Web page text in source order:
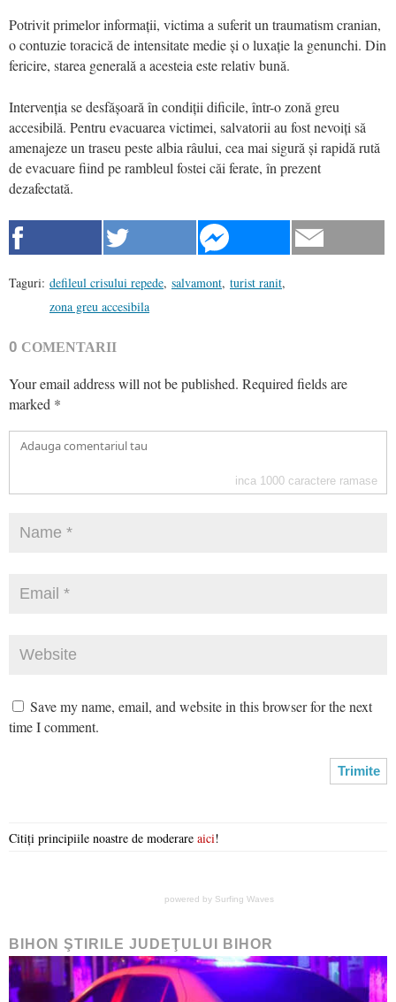
Potrivit primelor informații, victima a suferit un traumatism cranian,
o contuzie toracică de intensitate medie și o luxație la genunchi. Din
fericire, starea generală a acesteia este relativ bună.
Intervenția se desfășoară în condiții dificile, într-o zonă greu
accesibilă. Pentru evacuarea victimei, salvatorii au fost nevoiți să
amenajeze un traseu peste albia râului, cea mai sigură și rapidă rută
de evacuare fiind pe rambleul fostei căi ferate, în prezent
dezafectată.
Taguri: defileul crisului repede, salvamont, turist ranit,
zona greu accesibila
0 COMENTARII
Your email address will not be published. Required fields are
marked *
inca 1000 caractere ramase
Save my name, email, and website in this browser for the next
time I comment.
Citiți principiile noastre de moderare aici!
powered by Surfing Waves
BIHON ŞTIRILE JUDEŢULUI BIHOR